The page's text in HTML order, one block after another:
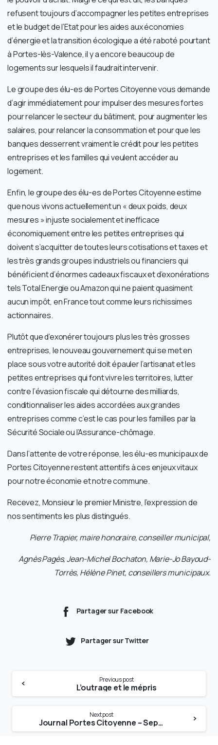
refusent toujours d’accompagner les petites entreprises
et le budget de l’Etat pour les aides aux économies
d’énergie et la transition écologique a été raboté pourtant
à Portes-lès-Valence, il y a encore beaucoup de
logements sur lesquels il faudrait intervenir.
Le groupe des élu-es de Portes Citoyenne vous demande
d’agir immédiatement pour impulser des mesures fortes
pour relancer le secteur du bâtiment, pour augmenter les
salaires, pour relancer la consommation et pour que les
banques desserrent vraiment le crédit pour les petites
entreprises et les familles qui veulent accéder au
logement.
Enfin, le groupe des élu-es de Portes Citoyenne estime
que nous vivons actuellement un « deux poids, deux
mesures » injuste socialement et inefficace
économiquement entre les petites entreprises qui
doivent s’acquitter de toutes leurs cotisations et taxes et
les très grands groupes industriels ou financiers qui
bénéficient d’énormes cadeaux fiscaux et d’exonérations
tels Total Energie ou Amazon qui ne paient quasiment
aucun impôt, en France tout comme leurs richissimes
actionnaires.
Plutôt que d’exonérer toujours plus les très grosses
entreprises, le nouveau gouvernement qui se met en
place sous votre autorité doit épauler l’artisanat et les
petites entreprises qui font vivre les territoires, lutter
contre l’évasion fiscale qui détourne des milliards,
conditionnaliser les aides accordées aux grandes
entreprises comme c’est le cas pour les familles par la
Sécurité Sociale ou l’Assurance-chômage.
Dans l’attente de votre réponse, les élu-es municipaux de
Portes Citoyenne restent attentifs à ces enjeux vitaux
pour notre économie et notre commune.
Recevez, Monsieur le premier Ministre, l’expression de
nos sentiments les plus distingués.
Pierre Trapier, maire honoraire, conseiller municipal,
Agnès Pagès, Jean-Michel Bochaton, Marie-Jo Bayoud-
Torrès, Hélène Pinet, conseillers municipaux.
Partager sur Facebook
Partager sur Twitter
Previous post
L’outrage et le mépris
Next post
Journal Portes Citoyenne – Septembre / Octobre 2024